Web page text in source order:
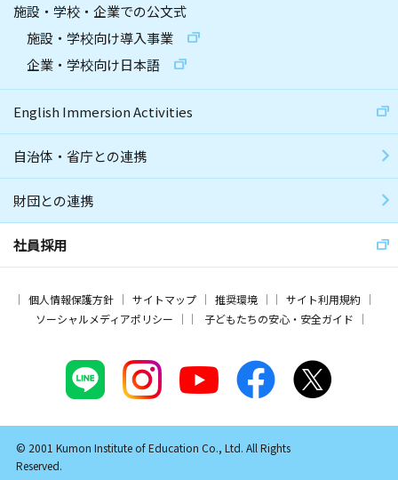
施設・学校・企業での公文式
施設・学校向け導入事業
企業・学校向け日本語
English Immersion Activities
自治体・省庁との連携
財団との連携
社員採用
個人情報保護方針 サイトマップ 推奨環境
サイト利用規約
ソーシャルメディアポリシー
子どもたちの安心・安全ガイド
© 2001 Kumon Institute of Education Co., Ltd. All Rights
Reserved.